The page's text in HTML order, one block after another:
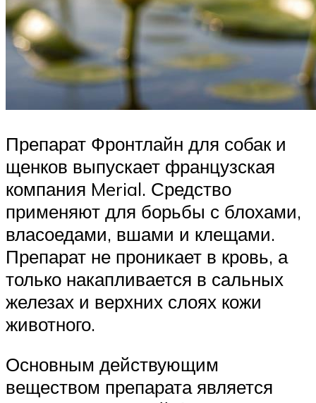
Препарат Фронтлайн для собак и
щенков выпускает французская
компания Merial. Средство
применяют для борьбы с блохами,
власоедами, вшами и клещами.
Препарат не проникает в кровь, а
только накапливается в сальных
железах и верхних слоях кожи
животного.
Основным действующим
веществом препарата является